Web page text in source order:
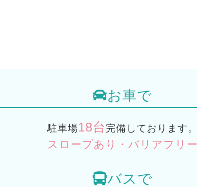
お車で
駐車場18台 完備しております。
スロープあり・バリアフリー
バスで